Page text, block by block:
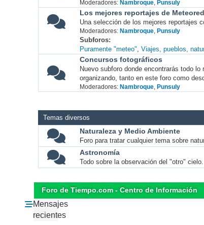
Moderadores: Nambroque, Punsuly
Los mejores reportajes de Meteored
Una selección de los mejores reportajes
Moderadores: Nambroque, Punsuly
Subforos
Puramente "meteo" Viajes, pueblos,
Concursos fotográficos
Nuevo subforo donde encontrarás todo
organizando, tanto en este foro como
Moderadores: Nambroque, Punsuly
Temas diversos
Naturaleza y Medio Ambiente
Foro para tratar cualquier tema sobre
Astronomía
Todo sobre la observación del "otro" cielo.
Foro de Tiempo.com - Centro de Información
Mensajes
recientes